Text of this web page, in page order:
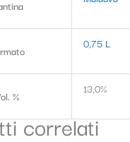
0,75 L
% 13,0%
correlati